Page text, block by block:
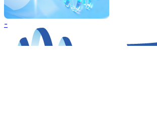
EI
2025年第15届语言、文学和语言学国际会议
2025）
2025.11.21 - 11.23